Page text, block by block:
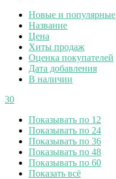
Новые и популярные
Название
Цена
Хиты продаж
Оценка покупателей
Дата добавления
В наличии
30
Показывать по 12
Показывать по 24
Показывать по 36
Показывать по 48
Показывать по 60
Показать всё